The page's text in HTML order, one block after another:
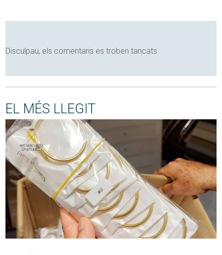
Disculpau, els comentaris es troben tancats
EL MÉS LLEGIT